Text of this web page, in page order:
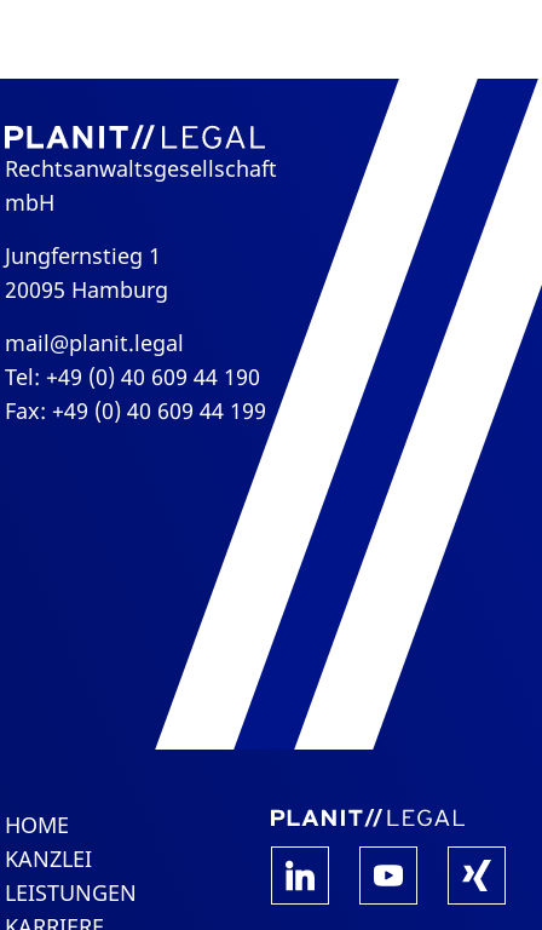
Rechtsanwaltsgesellschaft
mbH
Jungfernstieg 1
20095 Hamburg
mail@planit.legal
Tel: +49 (0) 40 609 44 190
Fax: +49 (0) 40 609 44 199
HOME
KANZLEI
LEISTUNGEN